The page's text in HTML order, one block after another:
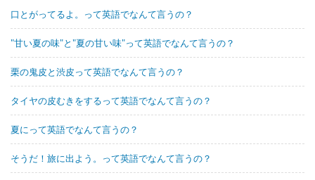
口とがってるよ。って英語でなんて言うの？
"甘い夏の味"と"夏の甘い味"って英語でなんて言うの？
栗の鬼皮と渋皮って英語でなんて言うの？
タイヤの皮むきをするって英語でなんて言うの？
夏にって英語でなんて言うの？
そうだ！旅に出よう。って英語でなんて言うの？